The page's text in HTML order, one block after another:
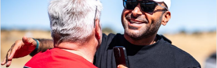
ب
ر
ي
د